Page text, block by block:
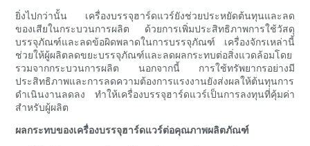
ยิ่งไปกว่านั้น เครื่องบรรจุฮาร์ดแวร์ยังช่วยประหยัดต้นทุนและลด
ของเสียในกระบวนการผลิต ด้วยการเพิ่มประสิทธิภาพการใช้วัสดุ
บรรจุภัณฑ์และลดข้อผิดพลาดในการบรรจุภัณฑ์ เครื่องจักรเหล่านี้
ช่วยให้ผู้ผลิตลดขยะบรรจุภัณฑ์และลดผลกระทบต่อสิ่งแวดล้อมโดย
รวมจากกระบวนการผลิต นอกจากนี้ การใช้ทรัพยากรอย่างมี
ประสิทธิภาพและการลดความต้องการแรงงานยังส่งผลให้ต้นทุนการ
ดำเนินงานลดลง ทำให้เครื่องบรรจุฮาร์ดแวร์เป็นการลงทุนที่คุ้มค่า
สำหรับผู้ผลิต
ผลกระทบของเครื่องบรรจุฮาร์ดแวร์ต่อคุณภาพผลิตภัณฑ์